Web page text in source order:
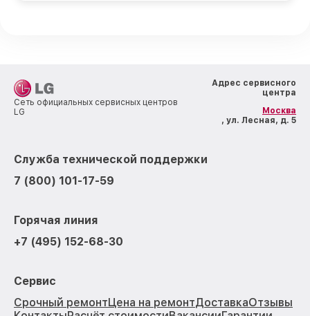
Сеть официальных сервисных центров
LG
Адрес сервисного
центра
Москва
, ул. Лесная, д. 5
Служба технической поддержки
7 (800) 101-17-59
Горячая линия
+7 (495) 152-68-30
Сервис
Срочный ремонтЦена на ремонтДоставкаОтзывы